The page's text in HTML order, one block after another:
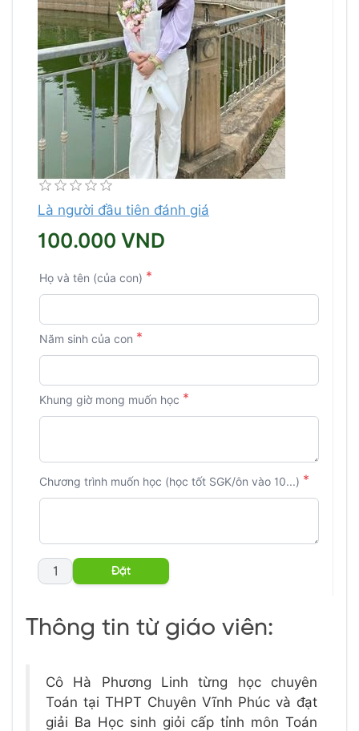
Là người đầu tiên đánh giá
100.000 VND
Họ và tên (của con) *
Năm sinh của con *
Khung giờ mong muốn học *
Chương trình muốn học (học tốt SGK/ôn vào 10...) *
Thông tin từ giáo viên:
Cô Hà Phương Linh từng học chuyên
Toán tại THPT Chuyên Vĩnh Phúc và đạt
giải Ba Học sinh giỏi cấp tỉnh môn Toán